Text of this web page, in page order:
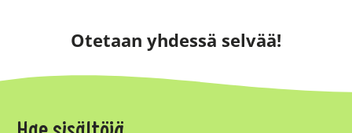
Otetaan yhdessä selvää!